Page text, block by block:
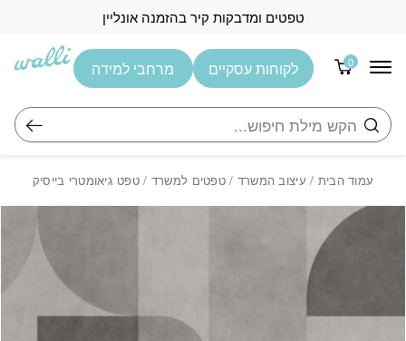
טפטים ומדבקות קיר בהזמנה אונליין
0
חיפוש
לקוחות עסקיים מרחבי למידה
עמוד הבית / עיצוב המשרד /טפטים למשרד / טפט גיאומטרי בייסיק